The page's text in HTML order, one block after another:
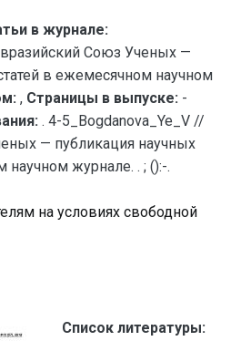
в журнале:
Союз Ученых —
в ежемесячном научном
, Страницы в выпуске: -
. 4-5_Bogdanova_Ye_V //
— публикация научных
научном журнале. . ; ():-.
на условиях свободной
Список литературы: